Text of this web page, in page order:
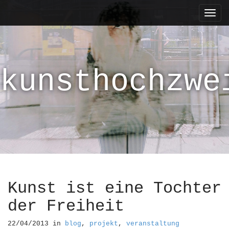
n
m
e
n
u
i
t
o
c
o
n
t
t
Kunst ist eine Tochter
der Freiheit
22/04/2013 in blog , projekt , veranstaltung